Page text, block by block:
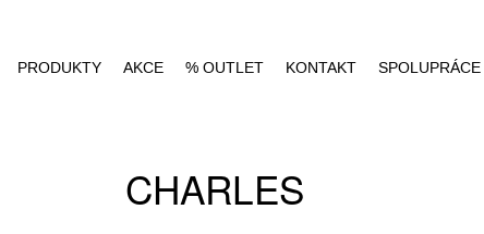
PRODUKTY AKCE % OUTLET KONTAKT SPOLUPRÁCE
CHARLES